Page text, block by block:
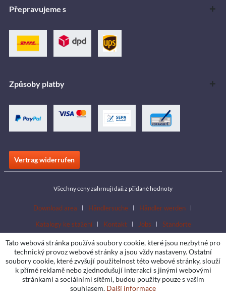
Přepravujeme s
Způsoby platby
Vertrag widerrufen
Všechny ceny zahrnují daň z přidané hodnoty
Download area Händlersuche
Händler werden
Katalogy ke stažení
Kontakt Jobs Standorte
Tato webová stránka používá soubory cookie, které jsou nezbytné pro
technický provoz webové stránky a jsou vždy nastaveny. Ostatní
soubory cookie, které zvyšují použitelnost této webové stránky, slouží
k přímé reklamě nebo zjednodušují interakci s jinými webovými
stránkami a sociálními sítěmi, budou použity pouze s vaším
souhlasem. Další informace